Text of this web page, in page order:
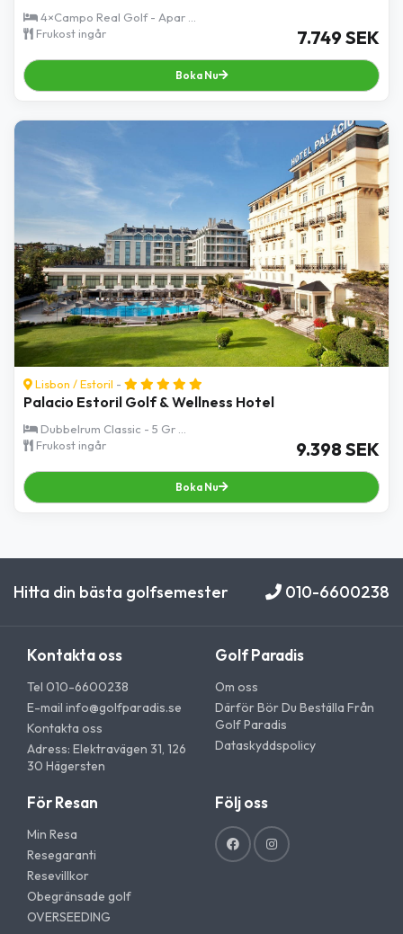
4×Campo Real Golf - Apar ...
Frukost ingår
7.749 SEK
Boka Nu
Lisbon /Estoril -
Palacio Estoril Golf & Wellness Hotel
Dubbelrum Classic - 5 Gr ...
Frukost ingår
9.398 SEK
Boka Nu
Hitta din bästa golfsemester 010-6600238
Kontakta oss
Tel 010-6600238
E-mail info@golfparadis.se
Kontakta oss
Adress: Elektravägen 31, 126
30 Hägersten
Golf Paradis
Om oss
Därför Bör Du Beställa Från
Golf Paradis
Dataskyddspolicy
För Resan
Min Resa
Resegaranti
Resevillkor
Obegränsade golf
OVERSEEDING
Följ oss